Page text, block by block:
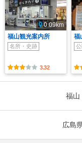
0.09km
福山観光案内所
名所・史跡
3.32
福
福山
広島